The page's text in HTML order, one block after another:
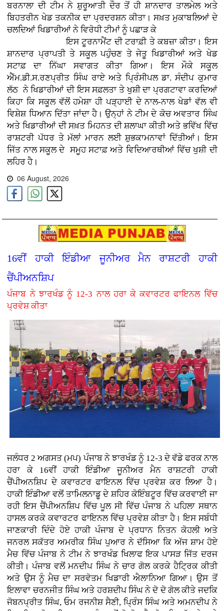
ਬਰਨਾਲਾ ਦੀ ਟੀਮ ਨੇ ਸ਼ੁਰੂਆਤੀ ਦੌਰ ਤੋਂ ਹੀ ਸ਼ਾਨਦਾਰ ਤਾਲਮੇਲ ਅਤੇ
ਬਿਹਤਰੀਨ ਖੇਡ ਤਕਨੀਕ ਦਾ ਪ੍ਰਦਰਸ਼ਨ ਕੀਤਾ। ਸਖ਼ਤ ਮੁਕਾਬਲਿਆਂ ਦੇ
ਚਲਦਿਆਂ ਖਿਡਾਰੀਆਂ ਨੇ ਵਿਰੋਧੀ ਟੀਮਾਂ ਨੂੰ ਪਛਾੜ ਕੇ
ਇਸ ਟੂਰਨਾਮੈਂਟ ਦੀ ਟਰਾਫ਼ੀ ਤੇ ਕਬਜ਼ਾ ਕੀਤਾ। ਇਸ
ਸ਼ਾਨਦਾਰ ਪ੍ਰਾਪਤੀ ਤੇ ਸਕੂਲ ਪਹੁੰਚਣ ਤੇ ਜੇਤੂ ਖਿਡਾਰੀਆਂ ਅਤੇ ਖੇਡ
ਸਟਾਫ਼ ਦਾ ਨਿੱਘਾ ਸਵਾਗਤ ਕੀਤਾ ਗਿਆ। ਇਸ ਮੌਕੇ ਸਕੂਲ
ਐੱਮ.ਡੀ.ਸ.ਰਣਪ੍ਰੀਤ ਸਿੰਘ ਰਾਏ ਅਤੇ ਪ੍ਰਿੰਸੀਪਲ ਡਾ. ਸੰਦੀਪ ਕੁਮਾਰ
ਲੱਠ ਨੇ ਖਿਡਾਰੀਆਂ ਦੀ ਇਸ ਸਫ਼ਲਤਾ ਤੇ ਖੁਸ਼ੀ ਦਾ ਪ੍ਰਗਟਾਵਾ ਕਰਦਿਆਂ
ਕਿਹਾ ਕਿ ਸਕੂਲ ਵੱਲੋਂ ਹਮੇਸ਼ਾ ਹੀ ਪੜ੍ਹਾਈ ਦੇ ਨਾਲ-ਨਾਲ ਖੇਡਾਂ ਵੱਲ ਵੀ
ਵਿਸ਼ੇਸ਼ ਧਿਆਨ ਦਿੱਤਾ ਜਾਂਦਾ ਹੈ। ਉਨ੍ਹਾਂ ਨੇ ਟੀਮ ਦੇ ਕੋਚ ਅਵਤਾਰ ਸਿੰਘ
ਅਤੇ ਖਿਡਾਰੀਆਂ ਦੀ ਸਖ਼ਤ ਮਿਹਨਤ ਦੀ ਸ਼ਲਾਘਾ ਕੀਤੀ ਅਤੇ ਭਵਿੱਖ ਵਿੱਚ
ਰਾਸ਼ਟਰੀ ਪੱਧਰ ਤੇ ਮੱਲਾਂ ਮਾਰਨ ਲਈ ਸ਼ੁਭਕਾਮਨਾਵਾਂ ਦਿੱਤੀਆਂ। ਇਸ
ਜਿੱਤ ਨਾਲ ਸਕੂਲ ਦੇ ਸਮੂਹ ਸਟਾਫ਼ ਅਤੇ ਵਿਦਿਆਰਥੀਆਂ ਵਿੱਚ ਖੁਸ਼ੀ ਦੀ
ਲਹਿਰ ਹੈ।
06 August, 2026
16ਵੀਂ ਹਾਕੀ ਇੰਡੀਆ ਜੂਨੀਅਰ ਮੈਨ ਰਾਸ਼ਟਰੀ ਹਾਕੀ
ਚੈਂਪੀਅਨਸ਼ਿਪ
ਪੰਜਾਬ ਨੇ ਝਾਰਖੰਡ ਨੂੰ 12-3 ਨਾਲ ਹਰਾ ਕੇ ਕਵਾਰਟਰ ਫਾਇਨਲ ਵਿੱਚ
ਪ੍ਰਵੇਸ਼ ਕੀਤਾ
ਜਲੰਧਰ 2 ਅਗਸਤ (ਮਪ) ਪੰਜਾਬ ਨੇ ਝਾਰਖੰਡ ਨੂੰ 12-3 ਦੇ ਵੱਡੇ ਫਰਕ ਨਾਲ
ਹਰਾ ਕੇ 16ਵੀਂ ਹਾਕੀ ਇੰਡੀਆ ਜੂਨੀਅਰ ਮੈਨ ਰਾਸ਼ਟਰੀ ਹਾਕੀ
ਚੈਂਪੀਅਨਸ਼ਿਪ ਦੇ ਕਵਾਰਟਰ ਫਾਇਨਲ ਵਿੱਚ ਪ੍ਰਵੇਸ਼ ਕਰ ਲਿਆ ਹੈ।
ਹਾਕੀ ਇੰਡੀਆ ਵਲੋਂ ਤਾਮਿਲਨਾਡੂ ਦੇ ਸ਼ਹਿਰ ਕੋਇੰਬਟੂਰ ਵਿੱਚ ਕਰਵਾਈ ਜਾ
ਰਹੀ ਇਸ ਚੈਂਪੀਅਨਸ਼ਿਪ ਵਿੱਚ ਪੂਲ ਸੀ ਵਿੱਚ ਪੰਜਾਬ ਨੇ ਪਹਿਲਾ ਸਥਾਨ
ਹਾਸਲ ਕਰਕੇ ਕਵਾਰਟਰ ਫਾਇਨਲ ਵਿੱਚ ਪ੍ਰਵੇਸ਼ ਕੀਤਾ ਹੈ। ਇਸ ਸਬੰਧੀ
ਜਾਣਕਾਰੀ ਦਿੰਦੇ ਹੋਏ ਹਾਕੀ ਪੰਜਾਬ ਦੇ ਪ੍ਰਧਾਨ ਨਿਤਨ ਕੋਹਲੀ ਅਤੇ
ਜਨਰਲ ਸਕੱਤਰ ਅਮਰੀਕ ਸਿੰਘ ਪੁਆਰ ਨੇ ਦੱਸਿਆ ਕਿ ਅੱਜ ਸ਼ਾਮ ਹੋਏ
ਮੈਚ ਵਿੱਚ ਪੰਜਾਬ ਨੇ ਟੀਮ ਨੇ ਝਾਰਖੰਡ ਖਿਲਾਫ ਇਕ ਪਾਸੜ ਜਿੱਤ ਦਰਜ
ਕੀਤੀ। ਪੰਜਾਬ ਵਲੋਂ ਮਨਦੀਪ ਸਿੰਘ ਨੇ ਚਾਰ ਗੋਲ ਕਰਕੇ ਹੈਟ੍ਰਿਕ ਕੀਤੀ
ਅਤੇ ਉਸ ਨੂੰ ਮੈਚ ਦਾ ਸਰਵੋਤਮ ਖਿਡਾਰੀ ਐਲਾਨਿਆ ਗਿਆ। ਉਸ ਤੋਂ
ਇਲਾਵਾ ਚਰਨਜੀਤ ਸਿੰਘ ਅਤੇ ਹਰਸ਼ਦੀਪ ਸਿੰਘ ਨੇ ਦੋ ਦੋ ਗੋਲ ਕੀਤੇ ਜਦਕਿ
ਜੋਬਨਪ੍ਰੀਤ ਸਿੰਘ, ਓਮ ਰਜਨੀਸ਼ ਸੈਣੀ, ਪ੍ਰਿੰਸ ਸਿੰਘ ਅਤੇ ਅਮਨਦੀਪ ਨੇ